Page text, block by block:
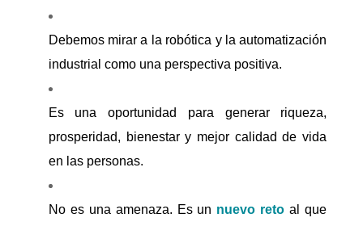
Debemos mirar a la robótica y la automatización
industrial como una perspectiva positiva.
Es una oportunidad para generar riqueza,
prosperidad, bienestar y mejor calidad de vida
en las personas.
No es una amenaza. Es un nuevo reto al que